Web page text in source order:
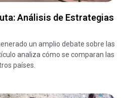
Análisis de Estrategias
un amplio debate sobre las
analiza cómo se comparan las
países.